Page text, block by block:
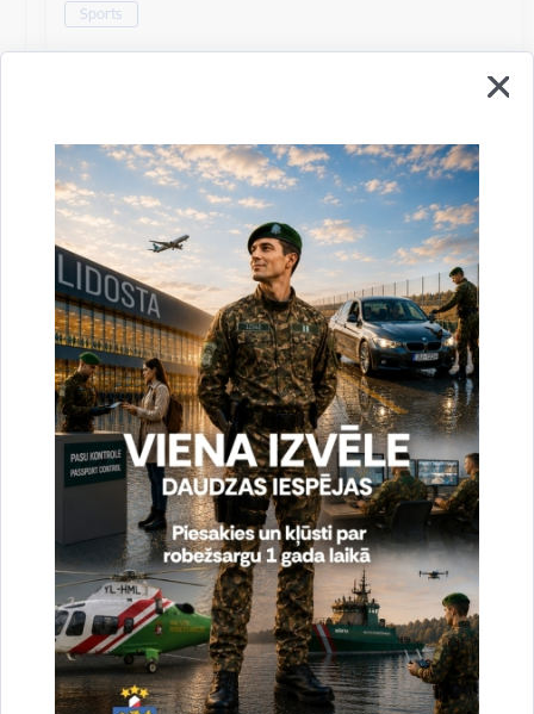
Sports
Laiks
10.00–15.00
Atrašanās vieta
Rēzeknes novada pašvaldība, Atbrīvošanas aleja
95a, Rēzekne
Dalība Austrumlatgales reģionālajā
profesionālās un augstākās izglītības
iestāžu izstādē “Izglītība un Karjera 2023”
Jebkurš interesents varēs iepazīties ar robežsarga
profesijas specifiku un izglītības iespējām Valsts